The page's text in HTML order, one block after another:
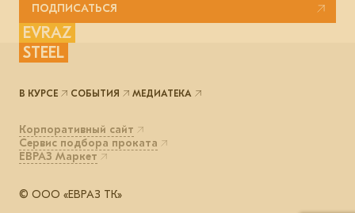
ПОДПИСАТЬСЯ
EVRAZ
STEEL
© ООО «ЕВРАЗ ТК»
Корпоративный сайт
Сервис подбора проката
ЕВРАЗ Маркет
В КУРСЕ СОБЫТИЯ МЕДИАТЕКА